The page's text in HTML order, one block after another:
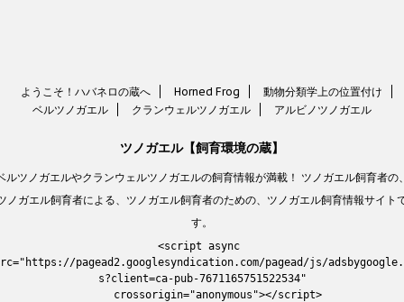
ようこそ！ハバネロの蔵へ Horned Frog
動物分類学上の位置付け
ベルツノガエル
クランウェルツノガエル アルビノツノガエル
ツノガエル【飼育環境の蔵】
ルツノガエルやクランウェルツノガエルの飼育情報が満載！ ツノガエル飼育者の
ノガエル飼育者による、ツノガエル飼育者のための、ツノガエル飼育情報サイト
す。
<script async
pagead2.googlesyndication.com/pagead/js/
s?client=ca-pub-7671165751522534"
     crossorigin="anonymous"></script>